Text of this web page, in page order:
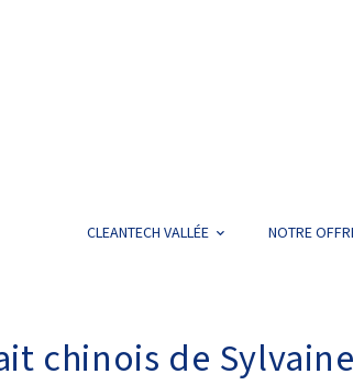
CLEANTECH VALLÉE NOTRE
chinois de